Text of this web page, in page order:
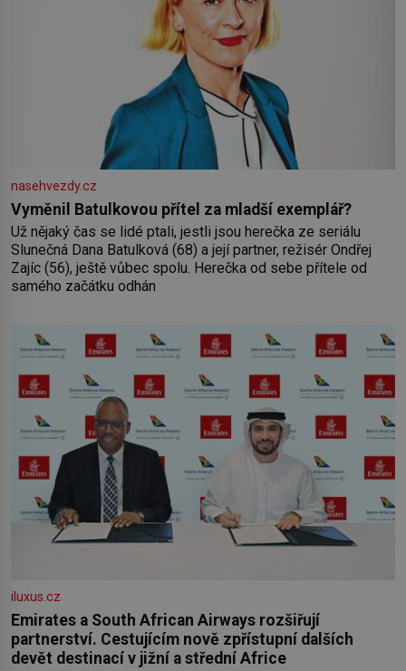
nasehvezdy.cz
Vyměnil Batulkovou přítel za mladší exemplář?
Už nějaký čas se lidé ptali, jestli jsou herečka ze seriálu
Slunečná Dana Batulková (68) a její partner, režisér Ondřej
Zajíc (56), ještě vůbec spolu. Herečka od sebe přítele od
samého začátku odhán
iluxus.cz
Emirates a South African Airways rozšiřují
partnerství. Cestujícím nově zpřístupní dalších
devět destinací v jižní a střední Africe